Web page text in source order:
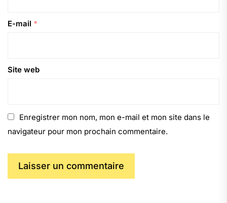
E-mail *
Site web
Enregistrer mon nom, mon e-mail et mon site dans le
navigateur pour mon prochain commentaire.